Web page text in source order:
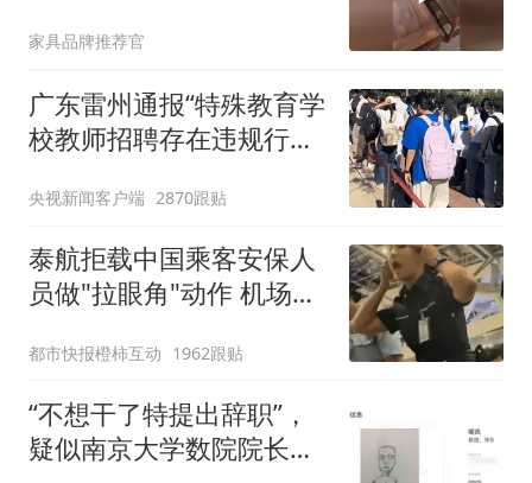
家具品牌推荐官
广东雷州通报“特殊教育学
校教师招聘存在违规行
校长被停职
央视新闻客户端 2870跟贴
泰航拒载中国乘客安保人
员做"拉眼角"动作 机场再
都市快报橙柿互动 1962跟贴
“不想干了特提出辞职”，
疑似南京大学数院院长辞